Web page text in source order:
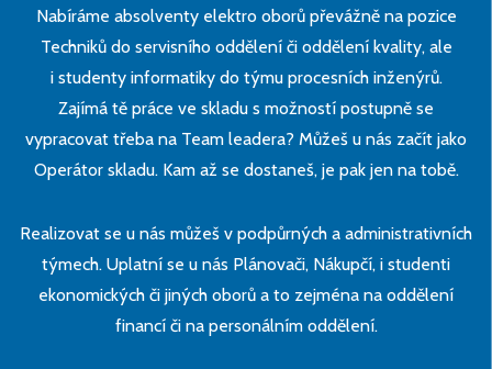
Nabíráme absolventy elektro oborů převážně na pozice
Techniků do servisního oddělení či oddělení kvality, ale
i studenty informatiky do týmu procesních inženýrů.
Zajímá tě práce ve skladu s možností postupně se
vypracovat třeba na Team leadera? Můžeš u nás začít jako
Operátor skladu. Kam až se dostaneš, je pak jen na tobě.
Realizovat se u nás můžeš v podpůrných a administrativních
týmech. Uplatní se u nás Plánovači, Nákupčí, i studenti
ekonomických či jiných oborů a to zejména na oddělení
financí či na personálním oddělení.